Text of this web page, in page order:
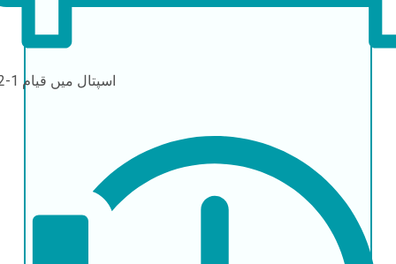
اسپتال میں قیام 1-2 دن